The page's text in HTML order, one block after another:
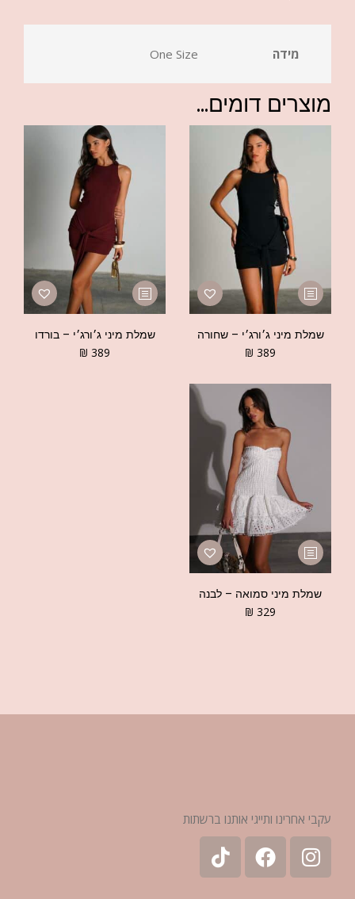
מידה One Size
מוצרים דומים...
שמלת מיני ג׳ורג׳י – שחורה
₪ 389
שמלת מיני ג׳ורג׳י – בורדו
₪ 389
שמלת מיני סמואה – לבנה
₪ 329
עקבי אחרינו ותייגי אותנו ברשתות